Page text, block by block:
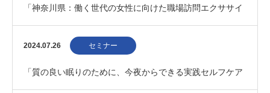
「神奈川県：働く世代の女性に向けた職場訪問エクササイ
ズ」募集 202410
2024.07.26 セミナー
「質の良い眠りのために、今夜からできる実践セルフケア